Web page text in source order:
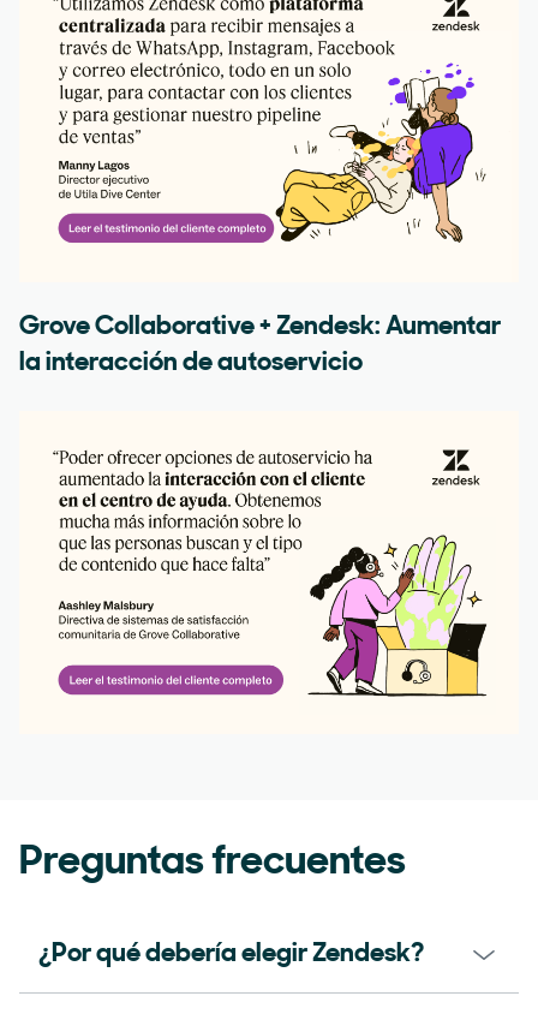
Grove Collaborative + Zendesk: Aumentar
la interacción de autoservicio
Preguntas frecuentes
¿Por qué debería elegir Zendesk?